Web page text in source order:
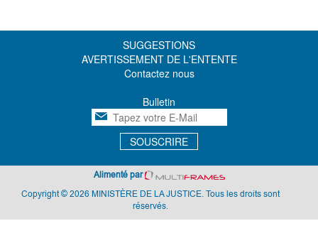
SUGGESTIONS
AVERTISSEMENT DE L'ENTENTE
Contactez nous
Bulletin
SOUSCRIRE
Alimenté par
Copyright © 2026 MINISTÈRE DE LA JUSTICE. Tous les droits sont
réservés.